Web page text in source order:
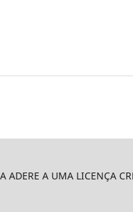
ADERE A UMA LICENÇA